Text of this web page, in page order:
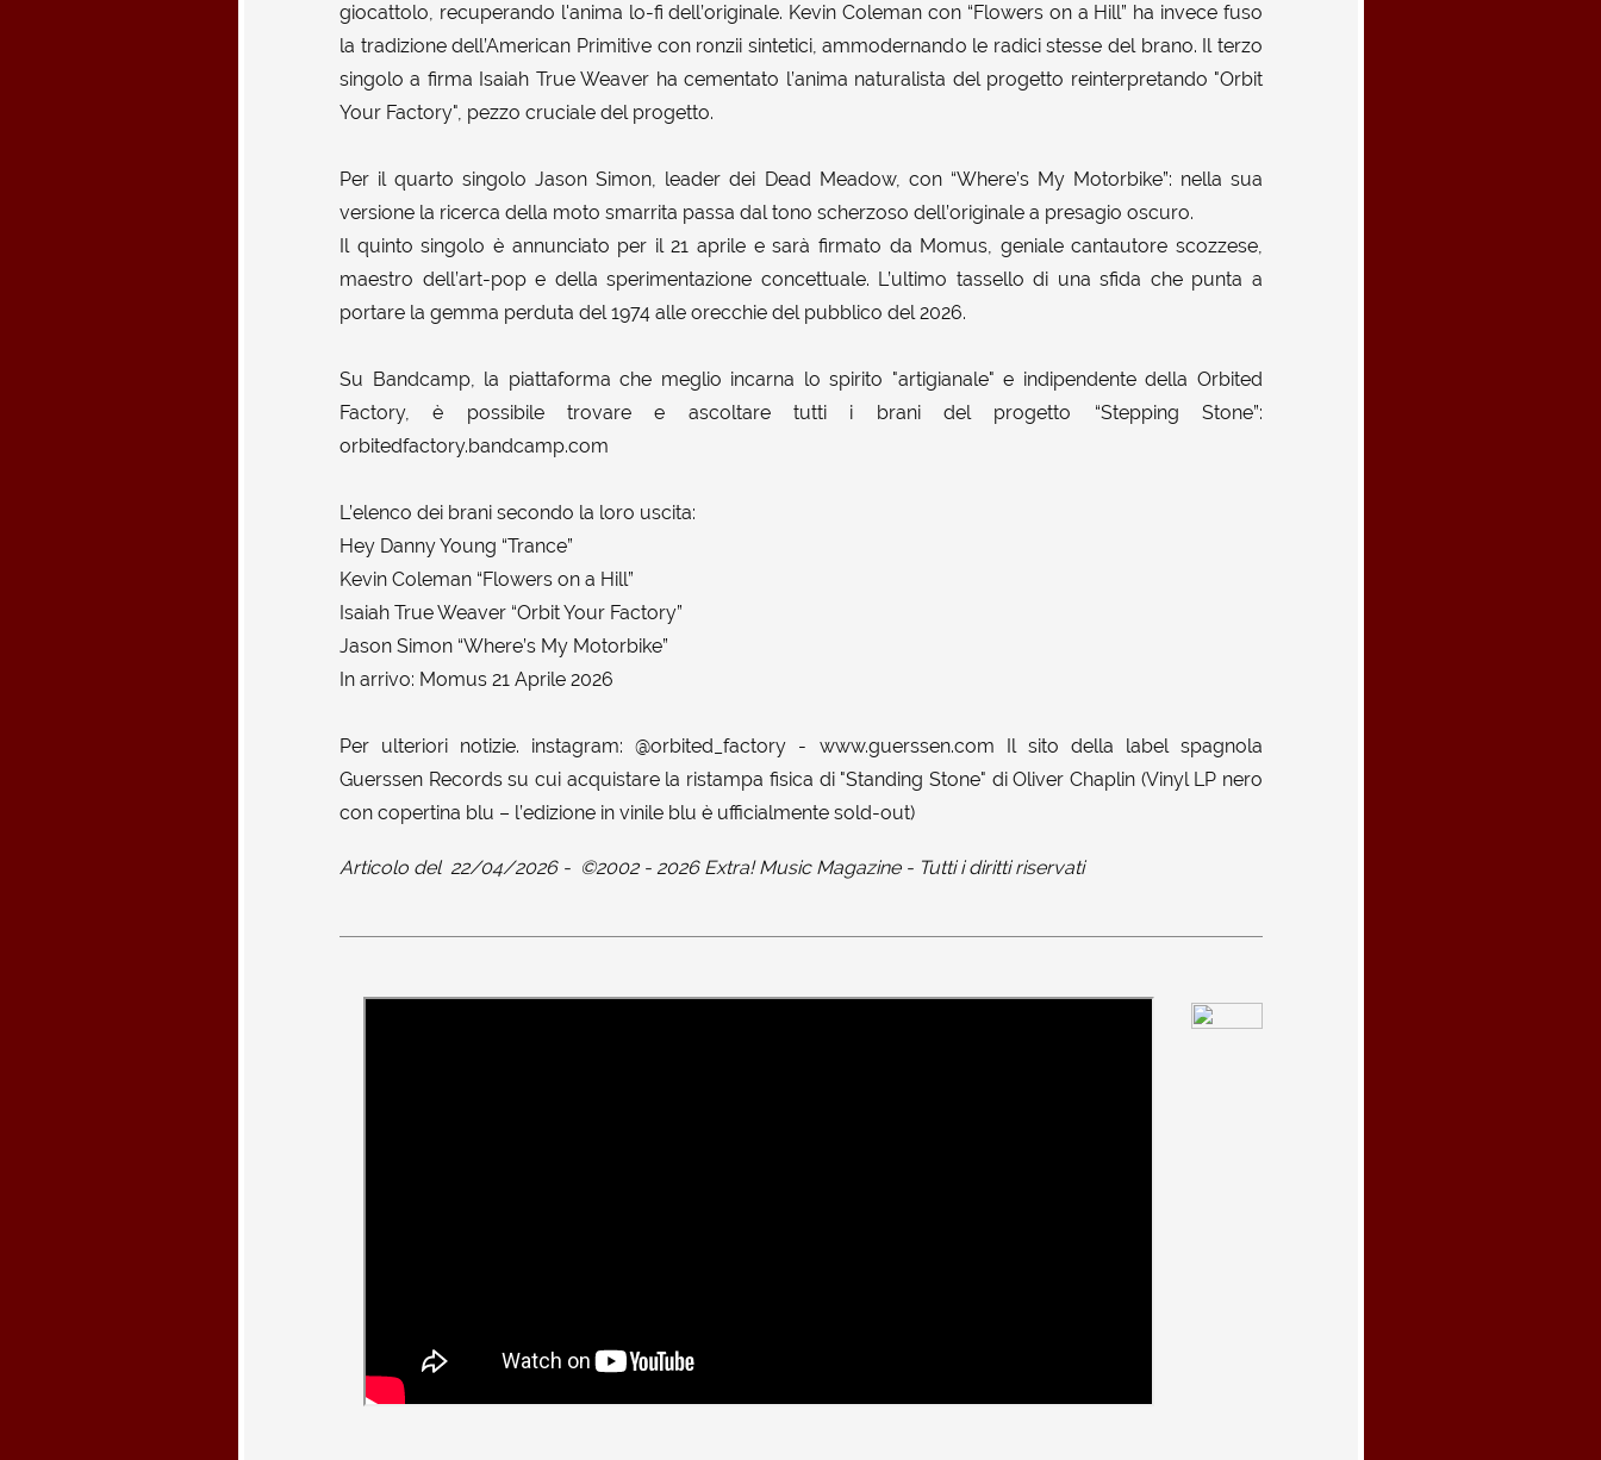
giocattolo, recuperando l'anima lo-fi dell’originale. Kevin Coleman con “Flowers on a Hill” ha invece fuso
la tradizione dell’American Primitive con ronzii sintetici, ammodernando le radici stesse del brano. Il terzo
singolo a firma Isaiah True Weaver ha cementato l’anima naturalista del progetto reinterpretando "Orbit
Your Factory", pezzo cruciale del progetto.
Per il quarto singolo Jason Simon, leader dei Dead Meadow, con “Where’s My Motorbike”: nella sua
versione la ricerca della moto smarrita passa dal tono scherzoso dell’originale a presagio oscuro.
Il quinto singolo è annunciato per il 21 aprile e sarà firmato da Momus, geniale cantautore scozzese,
maestro dell’art-pop e della sperimentazione concettuale. L’ultimo tassello di una sfida che punta a
portare la gemma perduta del 1974 alle orecchie del pubblico del 2026.
Su Bandcamp, la piattaforma che meglio incarna lo spirito "artigianale" e indipendente della Orbited
Factory, è possibile trovare e ascoltare tutti i brani del progetto “Stepping Stone”:
orbitedfactory.bandcamp.com
L’elenco dei brani secondo la loro uscita:
Hey Danny Young “Trance”
Kevin Coleman “Flowers on a Hill”
Isaiah True Weaver “Orbit Your Factory”
Jason Simon “Where’s My Motorbike”
In arrivo: Momus 21 Aprile 2026
Per ulteriori notizie. instagram: @orbited_factory - www.guerssen.com Il sito della label spagnola
Guerssen Records su cui acquistare la ristampa fisica di "Standing Stone" di Oliver Chaplin (Vinyl LP nero
con copertina blu – l’edizione in vinile blu è ufficialmente sold-out)
Articolo del 22/04/2026- ©2002 - 2026 Extra! Music Magazine - Tutti i diritti riservati